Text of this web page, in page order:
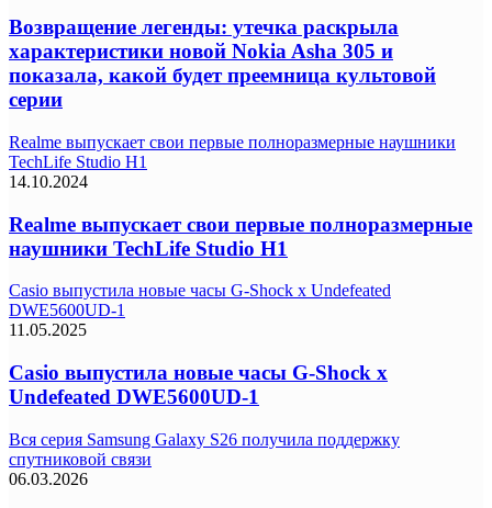
Возвращение легенды: утечка раскрыла
характеристики новой Nokia Asha 305 и
показала, какой будет преемница культовой
серии
Realme выпускает свои первые полноразмерные наушники
TechLife Studio H1
14.10.2024
Realme выпускает свои первые полноразмерные
наушники TechLife Studio H1
Casio выпустила новые часы G-Shock x Undefeated
DWE5600UD-1
11.05.2025
Casio выпустила новые часы G-Shock x
Undefeated DWE5600UD-1
Вся серия Samsung Galaxy S26 получила поддержку
спутниковой связи
06.03.2026